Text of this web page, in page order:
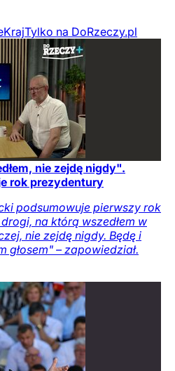
KrajTylko na DoRzeczy.pl
nie zejdę nigdy".
rok prezydentury
podsumowuje pierwszy rok
na którą wszedłem w
nie zejdę nigdy. Będę i
– zapowiedział.